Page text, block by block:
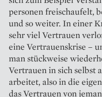
personen freischaufelt,
und so weiter. In einer
sehr viel Vertrauen
eine Vertrauenskrise –
man stückweise
Vertrauen in sich selbst
arbeitet, also in die
das Vertrauen von